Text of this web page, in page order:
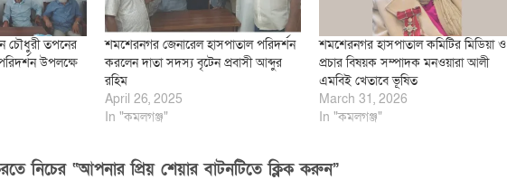
চৌধুরী তপনের
উপলক্ষে
শমশেরনগর জেনারেল হাসপাতাল পরিদর্শন
করলেন দাতা সদস্য বৃটেন প্রবাসী আব্দুর
রহিম
April 26, 2025
In "কমলগঞ্জ"
শমশেরনগর হাসপাতাল কমিটির মিডিয়া ও
প্রচার বিষয়ক সম্পাদক মনওয়ারা আলী
এমবিই খেতাবে ভূষিত
March 31, 2026
In "কমলগঞ্জ"
নিচের “আপনার প্রিয় শেয়ার বাটনটিতে ক্লিক করুন”